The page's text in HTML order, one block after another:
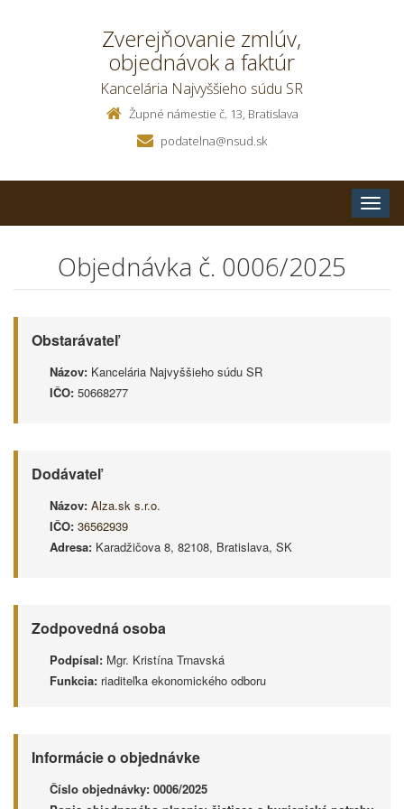
Zverejňovanie zmlúv,
objednávok a faktúr
Kancelária Najvyššieho súdu SR
Župné námestie č. 13, Bratislava
podatelna@nsud.sk
Toggle
Objednávka č. 0006/2025
Obstarávateľ
Názov: Kancelária Najvyššieho súdu SR
IČO: 50668277
Dodávateľ
Názov: Alza.sk s.r.o.
IČO: 36562939
Adresa: Karadžičova 8, 82108, Bratislava, SK
Zodpovedná osoba
Podpísal: Mgr. Kristína Trnavská
Funkcia: riaditeľka ekonomického odboru
Informácie o objednávke
Číslo objednávky: 0006/2025